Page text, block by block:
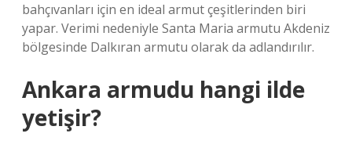
bahçıvanları için en ideal armut çeşitlerinden biri
yapar. Verimi nedeniyle Santa Maria armutu Akdeniz
bölgesinde Dalkıran armutu olarak da adlandırılır.
Ankara armudu hangi ilde
yetişir?